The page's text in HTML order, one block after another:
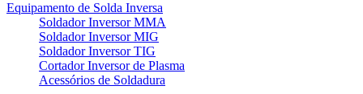
Equipamento de Solda Inversa
Soldador Inversor MMA
Soldador Inversor MIG
Soldador Inversor TIG
Cortador Inversor de Plasma
Acessórios de Soldadura